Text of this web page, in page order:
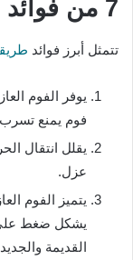
7 من فوائد عزل الفوم
تتمثل أبرز فوائد
يوفر الفوم
فوم يمنع تسرب
يقلل انتقال
عزل.
يتميز الفوم
يشكل ضغط على
القديمة